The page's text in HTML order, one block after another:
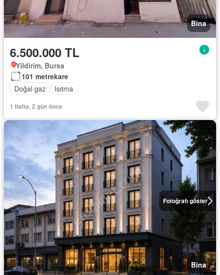
Bina
6.500.000 TL
Yildirim, Bursa
101 metrekare
Doğal gaz
Isıtma
1 hafta, 2 gün önce
Fotoğrafı göster
Bina